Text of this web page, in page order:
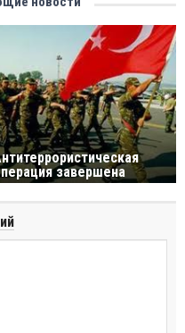
завершена